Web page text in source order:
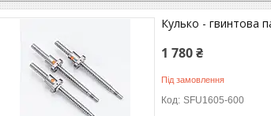
Кулько - гвинтова
1 780 ₴
Під замовлення
SFU1605-600